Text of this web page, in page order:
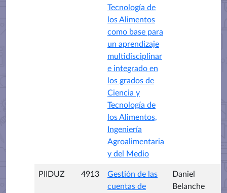
Tecnología de
los Alimentos
como base para
un aprendizaje
multidisciplinar
e integrado en
los grados de
Ciencia y
Tecnología de
los Alimentos,
Ingeniería
Agroalimentaria
y del Medio
PIIDUZ 4913
Gestión de las
cuentas de
Daniel
Belanche